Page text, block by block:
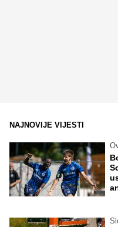
NAJNOVIJE VIJESTI